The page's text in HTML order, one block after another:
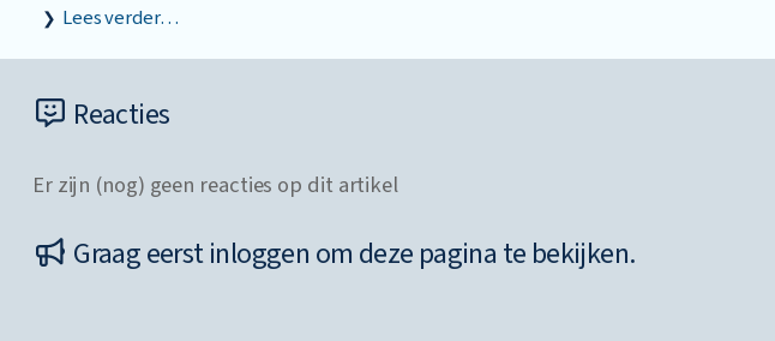
Lees verder…
Reacties
Er zijn (nog) geen reacties op dit artikel
Graag eerst inloggen om deze pagina te bekijken.